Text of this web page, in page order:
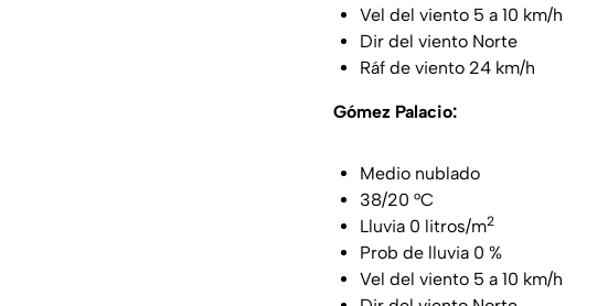
Vel del viento 5 a 10 km/h
Dir del viento Norte
Ráf de viento 24 km/h
Gómez Palacio:
Medio nublado
38/20 °C
Lluvia 0 litros/m2
Prob de lluvia 0 %
Vel del viento 5 a 10 km/h